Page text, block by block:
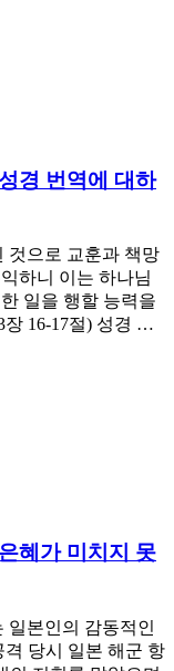
경 번역에 대하
것으로 교훈과 책망
하니 이는 하나님
일을 행할 능력을
장 16-17절) 성경 …
혜가 미치지 못
일본인의 감동적인
격 당시 일본 해군 항